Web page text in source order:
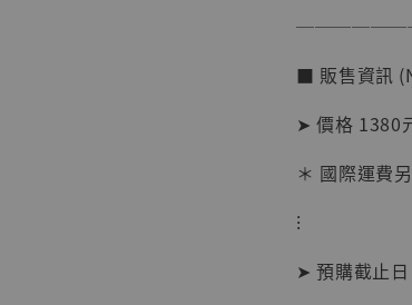
NT$
■ 販售資訊
➤ 價格 1380
＊ 國際運費
⁝
➤ 預購截止